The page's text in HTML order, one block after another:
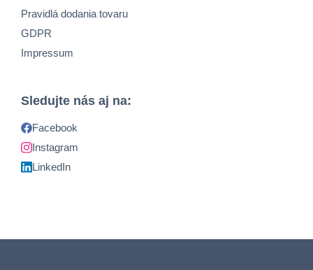
Pravidlá dodania tovaru
GDPR
Impressum
Sledujte nás aj na:
Facebook
Instagram
LinkedIn